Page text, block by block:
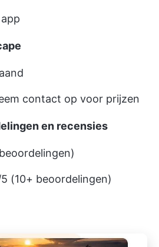
contact op voor prijzen
en recensies
(10+ beoordelingen)